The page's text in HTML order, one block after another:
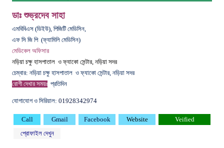
ডাঃ শুভ্রদেব সাহা
এমবিবিএস (ডিইউ), পিজিটি মেডিসিন,
এফ সি জি পি (ফ্যামিলি মেডিসিন)
মেডিকেল অফিসার
নড়িয়া চক্ষু হাসপাতাল ও ফ্যাকো সেন্টার, নড়িয়া সদর
চেম্বার: নড়িয়া চক্ষু হাসপাতাল ও ফ্যাকো সেন্টার, নড়িয়া সদর
রোগী দেখার সময়ঃ প্রতিদিন
যোগাযোগ ও সিরিয়াল: 01928342974
Call Gmail Facebook Website
Veified
প্রোফাইল দেখুন